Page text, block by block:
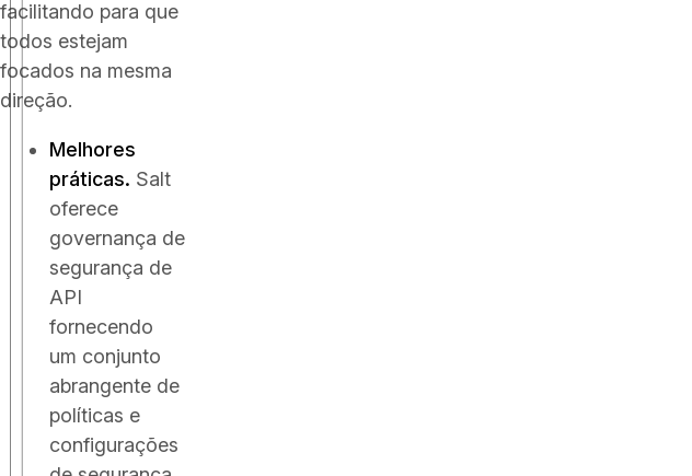
facilitando para que
todos estejam
focados na mesma
direção.
Melhores
práticas. Salt
oferece
governança de
segurança de
API
fornecendo
um conjunto
abrangente de
políticas e
configurações